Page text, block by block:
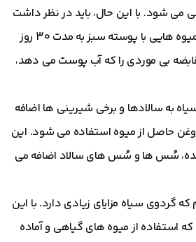
می شود. با این حال، باید در نظر داشت
که قبل از جوشاندن مربا، میوه هایی با پوسته سبز به مدت 30 روز
بی موردی را که آب پوست می دهد،
به سالادها و برخی شیرینی ها اضافه
حاصل از میوه استفاده می شود. این
سُس ها و سُس های سالاد اضافه می
که گردوی سیاه مزایای زیادی دارد. با این
که استفاده از میوه های گیاهی و آماده